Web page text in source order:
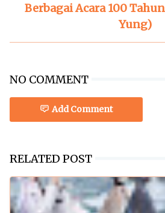
Berbagai Acara 100
Yung)
NO COMMENT
Add Comment
RELATED POST